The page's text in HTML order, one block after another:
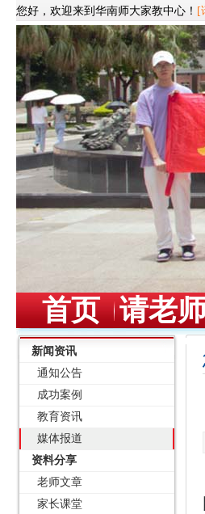
您好，欢迎来到华南师大家教中心！ [
首页 请老
新闻资讯
通知公告
成功案例
教育资讯
媒体报道
资料分享
老师文章
家长课堂